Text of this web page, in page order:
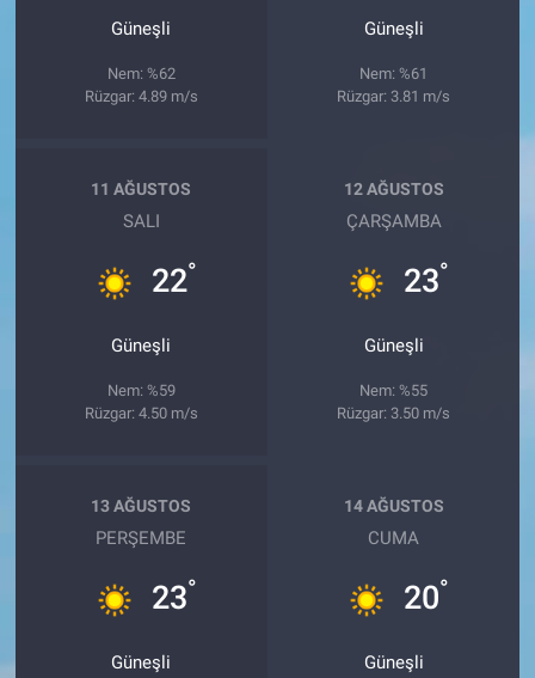
Güneşli
Nem: %62
Rüzgar: 4.89 m/s
Güneşli
Nem: %61
Rüzgar: 3.81 m/s
11 AĞUSTOS
SALI
22°
Güneşli
Nem: %59
Rüzgar: 4.50 m/s
12 AĞUSTOS
ÇARŞAMBA
23°
Güneşli
Nem: %55
Rüzgar: 3.50 m/s
13 AĞUSTOS
PERŞEMBE
23°
Güneşli
14 AĞUSTOS
CUMA
20°
Güneşli